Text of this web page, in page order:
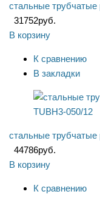
стальные трубчатые
31752руб.
В корзину
К сравнению
В закладки
стальные трубчатые
44786руб.
В корзину
К сравнению